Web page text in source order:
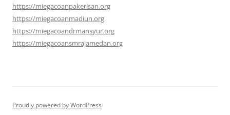
https://miegacoanpakerisan.org
https://miegacoanmadiun.org
https://miegacoandrmansyur.org
https://miegacoansmrajamedan.org
Proudly powered by WordPress